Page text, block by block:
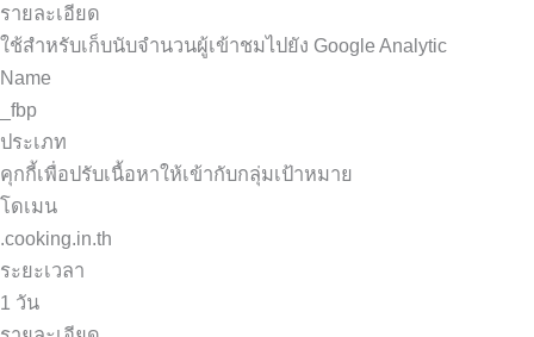
รายละเอียด
ใช้สำหรับเก็บนับจำนวนผู้เข้าชมไปยัง Google Analytic
Name
_fbp
ประเภท
คุกกี้เพื่อปรับเนื้อหาให้เข้ากับกลุ่มเป้าหมาย
โดเมน
.cooking.in.th
ระยะเวลา
1 วัน